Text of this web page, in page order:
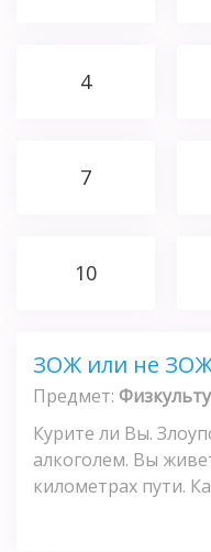
4
7
10
ЗОЖ или не
Предмет:
Курите ли Вы.
алкоголем. Вы
километрах пути.